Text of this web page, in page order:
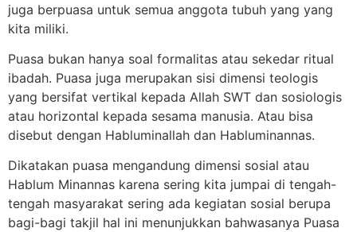
juga berpuasa untuk semua anggota tubuh yang yang
kita miliki.
Puasa bukan hanya soal formalitas atau sekedar ritual
ibadah. Puasa juga merupakan sisi dimensi teologis
yang bersifat vertikal kepada Allah SWT dan sosiologis
atau horizontal kepada sesama manusia. Atau bisa
disebut dengan Habluminallah dan Habluminannas.
Dikatakan puasa mengandung dimensi sosial atau
Hablum Minannas karena sering kita jumpai di tengah-
tengah masyarakat sering ada kegiatan sosial berupa
bagi-bagi takjil hal ini menunjukkan bahwasanya Puasa